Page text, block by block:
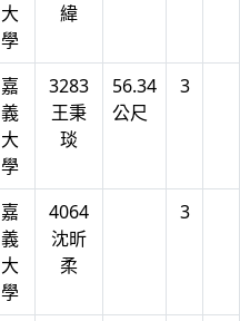
大
學
緯
嘉
義
大
學
3283
王秉
琰
56.34
公尺
3
嘉
義
大
學
4064
沈昕
柔
3